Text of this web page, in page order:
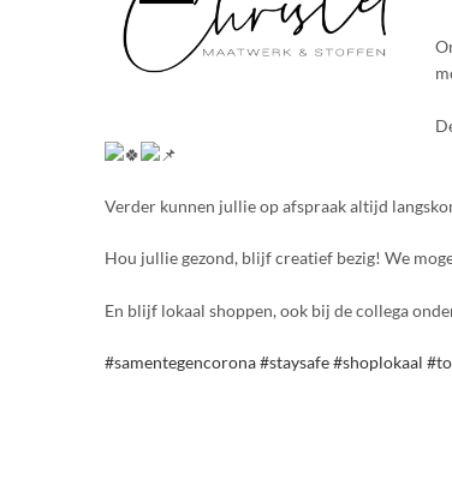
Verder kunnen jullie op afspraak altijd
Hou jullie gezond, blijf creatief bezig! We
En blijf lokaal shoppen, ook bij de collega
#samentegencorona#staysafe#shoplokaal